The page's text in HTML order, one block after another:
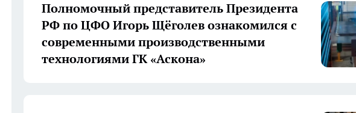
Полномочный представитель Президента
РФ по ЦФО Игорь Щёголев ознакомился с
современными производственными
технологиями ГК «Аскона»